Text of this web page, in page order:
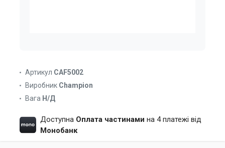
Артикул CAF5002
Виробник Champion
Вага Н/Д
Доступна Оплата частинами на 4 платежі від
Монобанк